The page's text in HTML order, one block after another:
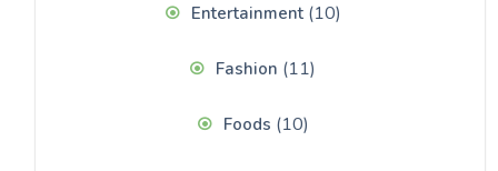
Entertainment(10)
Fashion (11)
Foods (10)